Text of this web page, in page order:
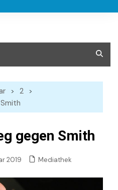
2
gegen Smith
2019 Mediathek